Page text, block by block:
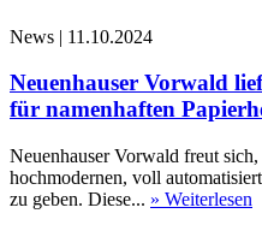
News | 11.10.2024
Neuenhauser Vorwald
für namenhaften
Neuenhauser Vorwald freut
hochmodernen, voll
zu geben. Diese... » Weiterlesen